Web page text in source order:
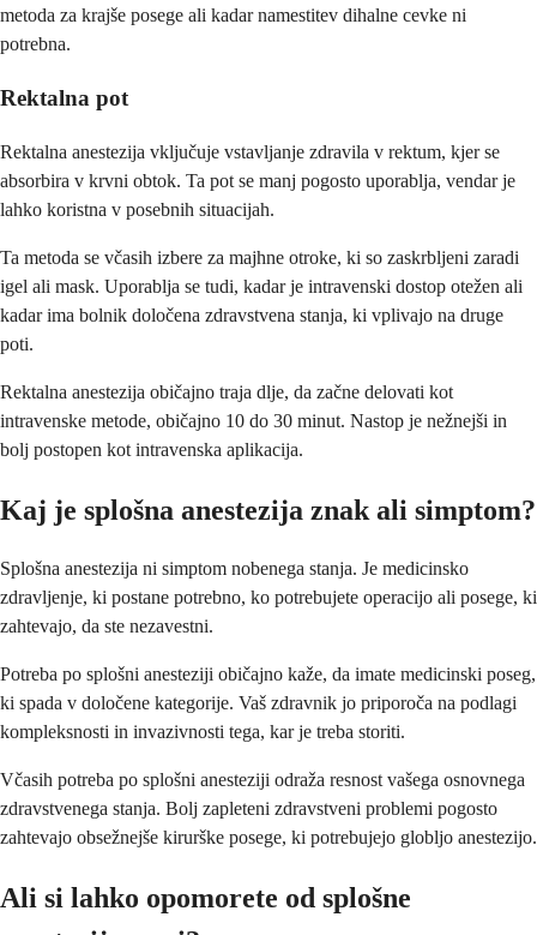
metoda za krajše posege ali kadar namestitev dihalne cevke ni
potrebna.
Rektalna pot
Rektalna anestezija vključuje vstavljanje zdravila v rektum, kjer se
absorbira v krvni obtok. Ta pot se manj pogosto uporablja, vendar je
lahko koristna v posebnih situacijah.
Ta metoda se včasih izbere za majhne otroke, ki so zaskrbljeni zaradi
igel ali mask. Uporablja se tudi, kadar je intravenski dostop otežen ali
kadar ima bolnik določena zdravstvena stanja, ki vplivajo na druge
poti.
Rektalna anestezija običajno traja dlje, da začne delovati kot
intravenske metode, običajno 10 do 30 minut. Nastop je nežnejši in
bolj postopen kot intravenska aplikacija.
Kaj je splošna anestezija znak ali simptom?
Splošna anestezija ni simptom nobenega stanja. Je medicinsko
zdravljenje, ki postane potrebno, ko potrebujete operacijo ali posege, ki
zahtevajo, da ste nezavestni.
Potreba po splošni anesteziji običajno kaže, da imate medicinski poseg,
ki spada v določene kategorije. Vaš zdravnik jo priporoča na podlagi
kompleksnosti in invazivnosti tega, kar je treba storiti.
Včasih potreba po splošni anesteziji odraža resnost vašega osnovnega
zdravstvenega stanja. Bolj zapleteni zdravstveni problemi pogosto
zahtevajo obsežnejše kirurške posege, ki potrebujejo globljo anestezijo.
Ali si lahko opomorete od splošne